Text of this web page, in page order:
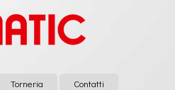
Torneria Contatti